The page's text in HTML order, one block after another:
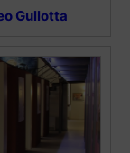
Gullotta